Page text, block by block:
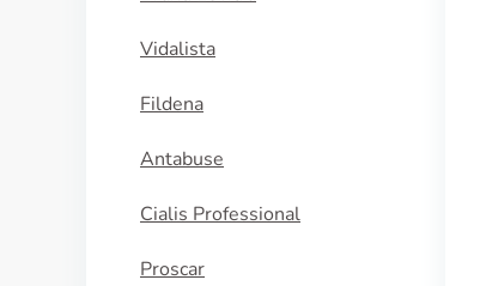
Vidalista
Fildena
Antabuse
Cialis Professional
Proscar